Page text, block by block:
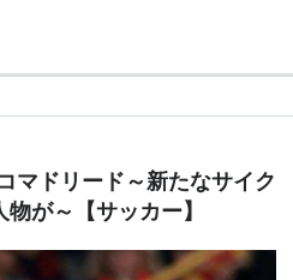
マドリード～新たなサイク
が～【サッカー】